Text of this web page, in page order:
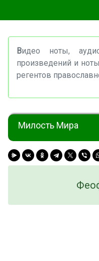
Видео ноты,
произведений и
регентов
Милость Мира